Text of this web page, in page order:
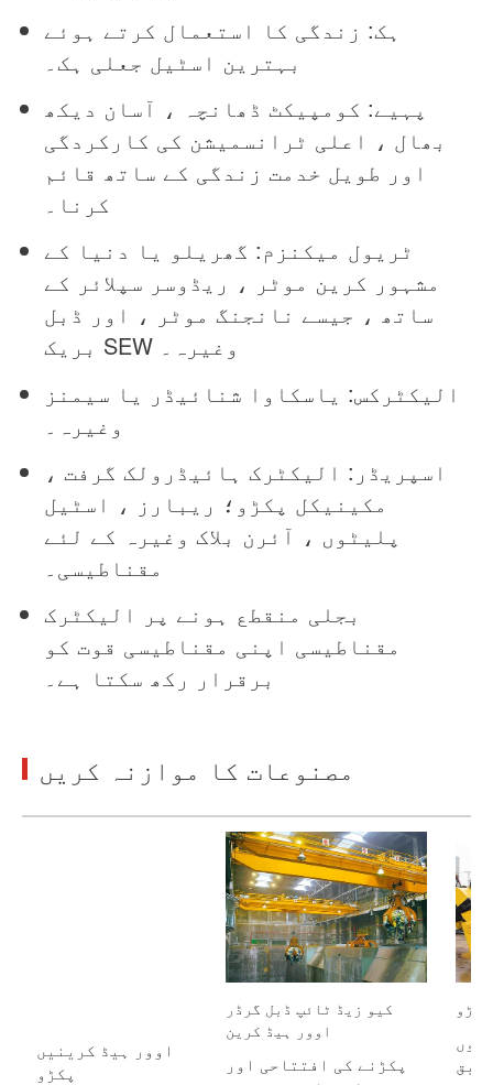
ہک: زندگی کا استعمال کرتے ہوئے
بہترین اسٹیل جعلی ہک۔
پہیے: کومپیکٹ ڈھانچہ ، آسان دیکھ
بھال ، اعلی ٹرانسمیشن کی کارکردگی
اور طویل خدمت زندگی کے ساتھ قائم
کرنا۔
ٹریول میکنزم: گھریلو یا دنیا کے
مشہور کرین موٹر ، ریڈوسر سپلائر کے
ساتھ ، جیسے نانجنگ موٹر ، اور ڈبل
بریک SEW وغیرہ۔
الیکٹرکس: یاسکاوا شنائیڈر یا سیمنز
وغیرہ۔
اسپریڈر: الیکٹرک ہائیڈرولک گرفت ،
مکینیکل پکڑو؛ ریبارز ، اسٹیل
پلیٹوں ، آئرن بلاک وغیرہ کے لئے
مقناطیسی۔
بجلی منقطع ہونے پر الیکٹرک
مقناطیسی اپنی مقناطیسی قوت کو
برقرار رکھ سکتا ہے۔
مصنوعات کا موازنہ کریں
اوور ہیڈ کرینیں
پکڑو
کیو زیڈ ٹائپ ڈبل گرڈر
پکڑنے کی افتتاحی اور